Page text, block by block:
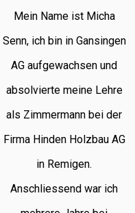
Mein Name ist Micha
Senn, ich bin in Gansingen
AG aufgewachsen und
absolvierte meine Lehre
als Zimmermann bei der
Firma Hinden Holzbau AG
in Remigen.
Anschliessend war ich